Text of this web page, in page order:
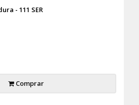
- 111 SER
Comprar